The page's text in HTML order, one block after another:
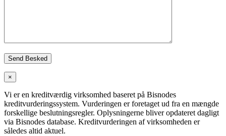
×
Vi er en kreditværdig virksomhed baseret på Bisnodes
kreditvurderingssystem. Vurderingen er foretaget ud fra en mængde
forskellige beslutningsregler. Oplysningerne bliver opdateret dagligt
via Bisnodes database. Kreditvurderingen af virksomheden er
således altid aktuel.